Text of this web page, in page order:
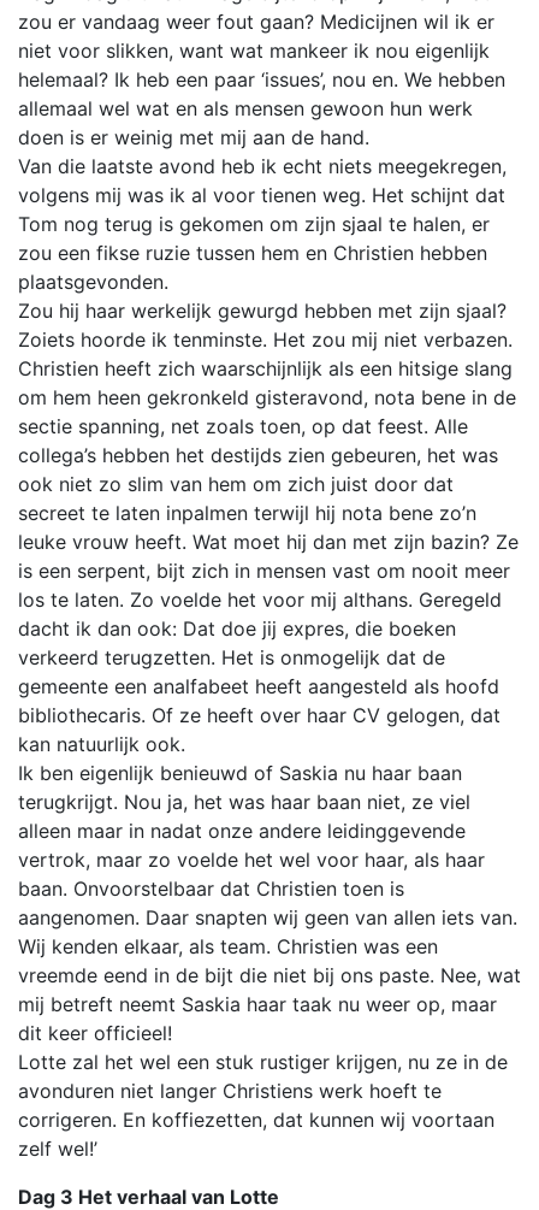
zou er vandaag weer fout gaan? Medicijnen wil ik er
niet voor slikken, want wat mankeer ik nou eigenlijk
helemaal? Ik heb een paar ‘issues’, nou en. We hebben
allemaal wel wat en als mensen gewoon hun werk
doen is er weinig met mij aan de hand.
Van die laatste avond heb ik echt niets meegekregen,
volgens mij was ik al voor tienen weg. Het schijnt dat
Tom nog terug is gekomen om zijn sjaal te halen, er
zou een fikse ruzie tussen hem en Christien hebben
plaatsgevonden.
Zou hij haar werkelijk gewurgd hebben met zijn sjaal?
Zoiets hoorde ik tenminste. Het zou mij niet verbazen.
Christien heeft zich waarschijnlijk als een hitsige slang
om hem heen gekronkeld gisteravond, nota bene in de
sectie spanning, net zoals toen, op dat feest. Alle
collega’s hebben het destijds zien gebeuren, het was
ook niet zo slim van hem om zich juist door dat
secreet te laten inpalmen terwijl hij nota bene zo’n
leuke vrouw heeft. Wat moet hij dan met zijn bazin? Ze
is een serpent, bijt zich in mensen vast om nooit meer
los te laten. Zo voelde het voor mij althans. Geregeld
dacht ik dan ook: Dat doe jij expres, die boeken
verkeerd terugzetten. Het is onmogelijk dat de
gemeente een analfabeet heeft aangesteld als hoofd
bibliothecaris. Of ze heeft over haar CV gelogen, dat
kan natuurlijk ook.
Ik ben eigenlijk benieuwd of Saskia nu haar baan
terugkrijgt. Nou ja, het was haar baan niet, ze viel
alleen maar in nadat onze andere leidinggevende
vertrok, maar zo voelde het wel voor haar, als haar
baan. Onvoorstelbaar dat Christien toen is
aangenomen. Daar snapten wij geen van allen iets van.
Wij kenden elkaar, als team. Christien was een
vreemde eend in de bijt die niet bij ons paste. Nee, wat
mij betreft neemt Saskia haar taak nu weer op, maar
dit keer officieel!
Lotte zal het wel een stuk rustiger krijgen, nu ze in de
avonduren niet langer Christiens werk hoeft te
corrigeren. En koffiezetten, dat kunnen wij voortaan
zelf wel!’
Dag 3 Het verhaal van Lotte